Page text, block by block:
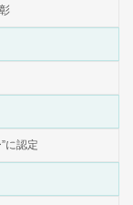
に認定